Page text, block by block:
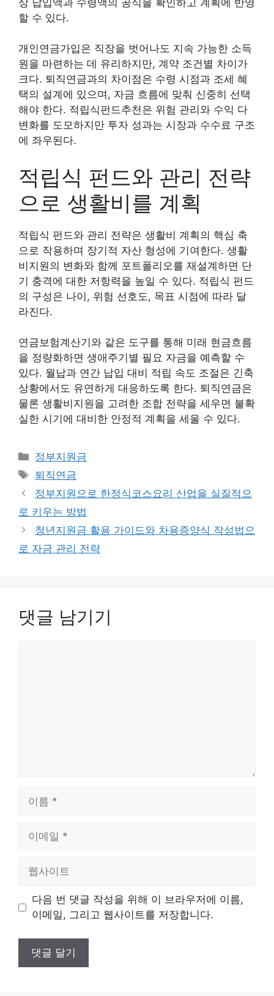
할 수 있다.
개인연금가입은 직장을 벗어나도 지속 가능한 소득
원을 마련하는 데 유리하지만, 계약 조건별 차이가
크다. 퇴직연금과의 차이점은 수령 시점과 조세 혜
택의 설계에 있으며, 자금 흐름에 맞춰 신중히 선택
해야 한다. 적립식펀드추천은 위험 관리와 수익 다
변화를 도모하지만 투자 성과는 시장과 수수료 구조
에 좌우된다.
적립식 펀드와 관리 전략
으로 생활비를 계획
적립식 펀드와 관리 전략은 생활비 계획의 핵심 축
으로 작용하며 장기적 자산 형성에 기여한다. 생활
비지원의 변화와 함께 포트폴리오를 재설계하면 단
기 충격에 대한 저항력을 높일 수 있다. 적립식 펀드
의 구성은 나이, 위험 선호도, 목표 시점에 따라 달
라진다.
연금보험계산기와 같은 도구를 통해 미래 현금흐름
을 정량화하면 생애주기별 필요 자금을 예측할 수
있다. 월납과 연간 납입 대비 적립 속도 조절은 긴축
상황에서도 유연하게 대응하도록 한다. 퇴직연금은
물론 생활비지원을 고려한 조합 전략을 세우면 불확
실한 시기에 대비한 안정적 계획을 세울 수 있다.
카
테
리
정부지원금
태
그
퇴직연금
정부지원으로 한정식코스요리 산업을 실질적으
로 키우는 방법
청년지원금 활용 가이드와 차용증양식 작성법으
로 자금 관리 전략
댓글 남기기
트
다음 번 댓글 작성을 위해 이 브라우저에 이름,
이메일, 그리고 웹사이트를 저장합니다.